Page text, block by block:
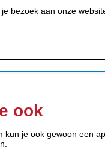
bezoek aan onze
ook
kun je ook gewoon een